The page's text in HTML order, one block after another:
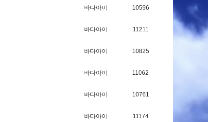
바다아이 10596
바다아이 11211
바다아이 10825
바다아이 11062
바다아이 10761
바다아이 11174